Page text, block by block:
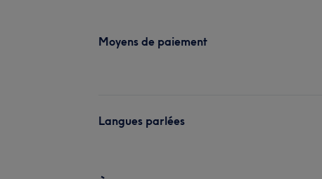
Moyens de paiement
Langues parlées